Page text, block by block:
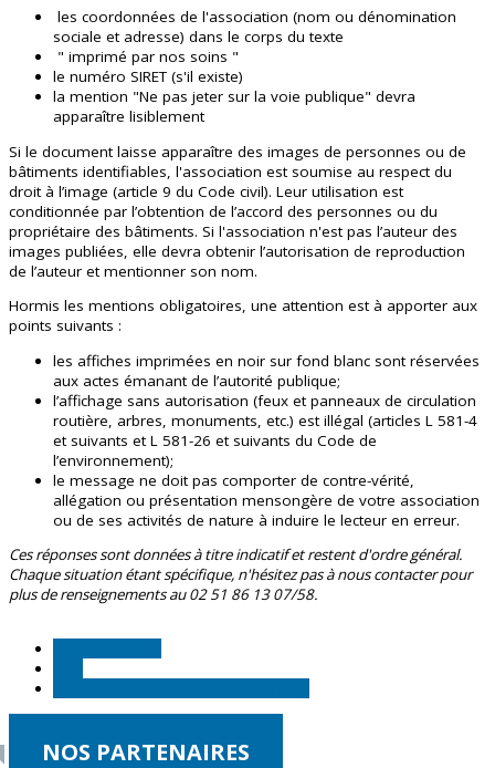
les coordonnées de l'association (nom ou dénomination
sociale et adresse) dans le corps du texte
" imprimé par nos soins "
le numéro SIRET (s'il existe)
la mention "Ne pas jeter sur la voie publique" devra
apparaître lisiblement
Si le document laisse apparaître des images de personnes ou de
bâtiments identifiables, l'association est soumise au respect du
droit à l’image (article 9 du Code civil). Leur utilisation est
conditionnée par l’obtention de l’accord des personnes ou du
propriétaire des bâtiments. Si l'association n'est pas l’auteur des
images publiées, elle devra obtenir l’autorisation de reproduction
de l’auteur et mentionner son nom.
Hormis les mentions obligatoires, une attention est à apporter aux
points suivants :
les affiches imprimées en noir sur fond blanc sont réservées
aux actes émanant de l’autorité publique;
l’affichage sans autorisation (feux et panneaux de circulation
routière, arbres, monuments, etc.) est illégal (articles L 581-4
et suivants et L 581-26 et suivants du Code de
l’environnement);
le message ne doit pas comporter de contre-vérité,
allégation ou présentation mensongère de votre association
ou de ses activités de nature à induire le lecteur en erreur.
Ces réponses sont données à titre indicatif et restent d'ordre général.
Chaque situation étant spécifique, n'hésitez pas à nous contacter pour
plus de renseignements au 02 51 86 13 07/58.
NOS PARTENAIRES